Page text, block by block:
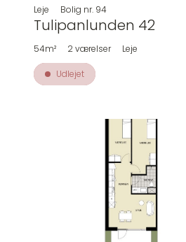
Leje Bolig nr. 94
Tulipanlunden 42
54m² 2 værelser Leje
Udlejet